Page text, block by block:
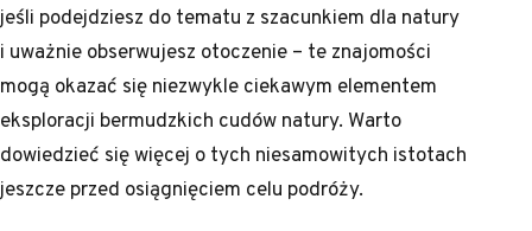
jeśli podejdziesz do tematu z szacunkiem dla natury
i uważnie obserwujesz otoczenie – te znajomości
mogą okazać się niezwykle ciekawym elementem
eksploracji bermudzkich cudów natury. Warto
dowiedzieć się więcej o tych niesamowitych istotach
jeszcze przed osiągnięciem celu podróży.